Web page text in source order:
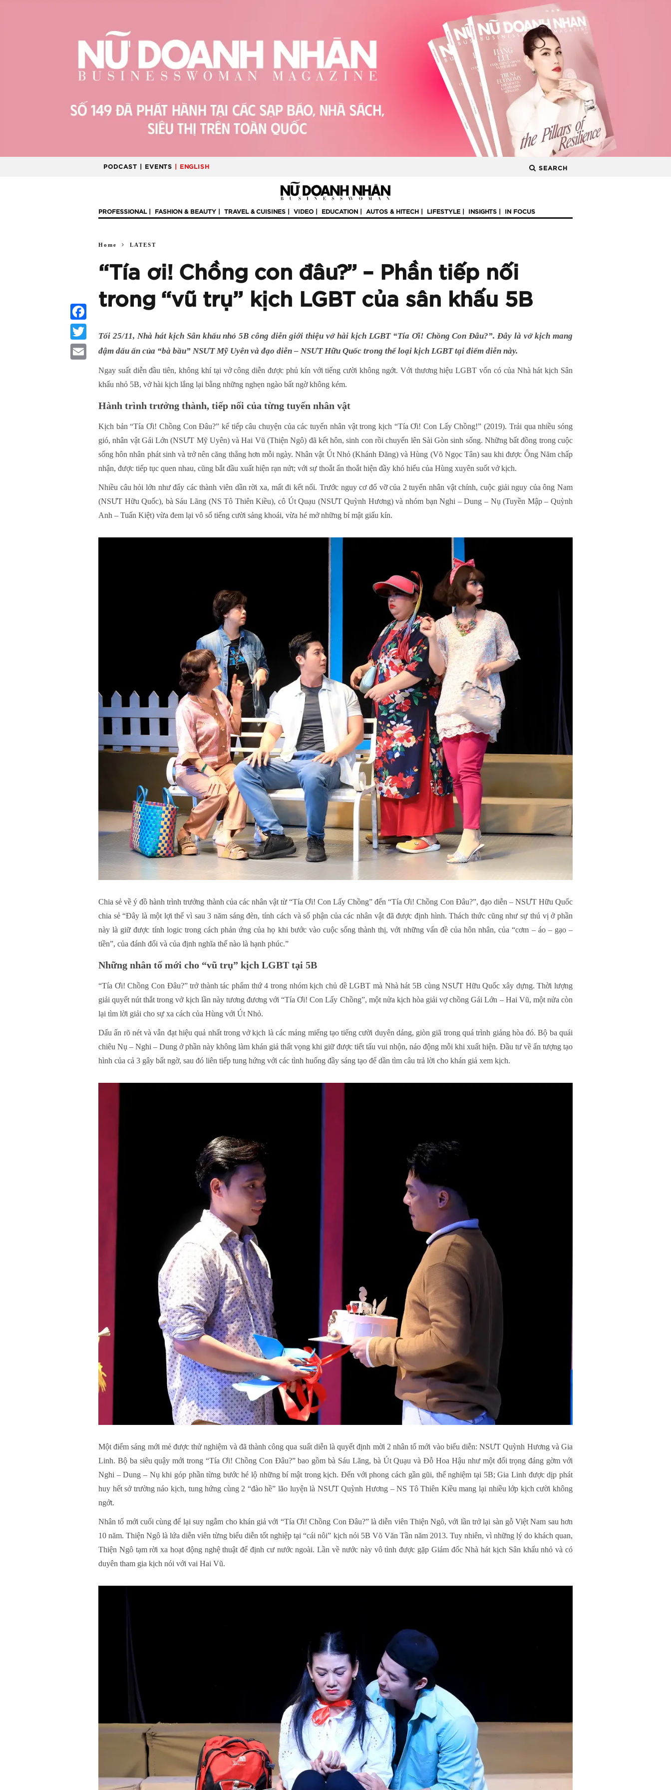
PODCAST | EVENTS | ENGLISH SEARCH
PROFESSIONAL FASHION & BEAUTY TRAVEL & CUISINES VIDEO EDUCATION AUTOS & HITECH LIFESTYLE INSIGHTS IN FOCUS
Home LATEST
“Tía ơi! Chồng con đâu?” – Phần tiếp nối
trong “vũ trụ” kịch LGBT của sân khấu 5B
Tối 25/11, Nhà hát kịch Sân khấu nhỏ 5B công diễn giới thiệu vở hài kịch LGBT “Tía Ơi! Chồng Con Đâu?”. Đây là vở kịch mang
đậm dấu ấn của “bà bầu” NSƯT Mỹ Uyên và đạo diễn – NSƯT Hữu Quốc trong thể loại kịch LGBT tại điểm diễn này.
Ngay suất diễn đầu tiên, không khí tại vở công diễn được phủ kín với tiếng cười không ngớt. Với thương hiệu LGBT vốn có của Nhà hát kịch Sân
khấu nhỏ 5B, vở hài kịch lắng lại bằng những nghẹn ngào bất ngờ không kém.
Hành trình trưởng thành, tiếp nối của từng tuyến nhân vật
Kịch bản “Tía Ơi! Chồng Con Đâu?” kể tiếp câu chuyện của các tuyến nhân vật trong kịch “Tía Ơi! Con Lấy Chồng!” (2019). Trải qua nhiều sóng
gió, nhân vật Gái Lớn (NSƯT Mỹ Uyên) và Hai Vũ (Thiện Ngô) đã kết hôn, sinh con rồi chuyển lên Sài Gòn sinh sống. Những bất đồng trong cuộc
sống hôn nhân phát sinh và trở nên căng thẳng hơn mỗi ngày. Nhân vật Út Nhỏ (Khánh Đăng) và Hùng (Võ Ngọc Tân) sau khi được Ông Năm chấp
nhận, được tiếp tục quen nhau, cũng bắt đầu xuất hiện rạn nứt; với sự thoắt ẩn thoắt hiện đầy khó hiểu của Hùng xuyên suốt vở kịch.
Nhiều câu hỏi lớn như đẩy các thành viên dần rời xa, mất đi kết nối. Trước nguy cơ đổ vỡ của 2 tuyến nhân vật chính, cuộc giải nguy của ông Nam
(NSƯT Hữu Quốc), bà Sáu Lãng (NS Tô Thiên Kiều), cô Út Quạu (NSƯT Quỳnh Hương) và nhóm bạn Nghi – Dung – Nụ (Tuyền Mập – Quỳnh
Anh – Tuấn Kiệt) vừa đem lại vô số tiếng cười sảng khoái, vừa hé mở những bí mật giấu kín.
Chia sẻ về ý đồ hành trình trưởng thành của các nhân vật từ “Tía Ơi! Con Lấy Chồng” đến “Tía Ơi! Chồng Con Đâu?”, đạo diễn – NSƯT Hữu Quốc
chia sẻ “Đây là một lợi thế vì sau 3 năm sáng đèn, tính cách và số phận của các nhân vật đã được định hình. Thách thức cũng như sự thú vị ở phần
này là giữ được tính logic trong cách phản ứng của họ khi bước vào cuộc sống thành thị, với những vấn đề của hôn nhân, của “cơm – áo – gạo –
tiền”, của đánh đổi và của định nghĩa thế nào là hạnh phúc.”
Những nhân tố mới cho “vũ trụ” kịch LGBT tại 5B
“Tía Ơi! Chồng Con Đâu?” trở thành tác phẩm thứ 4 trong nhóm kịch chủ đề LGBT mà Nhà hát 5B cùng NSƯT Hữu Quốc xây dựng. Thời lượng
giải quyết nút thắt trong vở kịch lần này tương đương với “Tía Ơi! Con Lấy Chồng”, một nửa kịch hòa giải vợ chồng Gái Lớn – Hai Vũ, một nửa còn
lại tìm lời giải cho sự xa cách của Hùng với Út Nhỏ.
Dấu ấn rõ nét và vẫn đạt hiệu quả nhất trong vở kịch là các mảng miếng tạo tiếng cười duyên dáng, giòn giã trong quá trình giảng hòa đó. Bộ ba quái
chiêu Nụ – Nghi – Dung ở phần này không làm khán giả thất vọng khi giữ được tiết tấu vui nhộn, náo động mỗi khi xuất hiện. Đầu tư về ấn tượng tạo
hình của cả 3 gây bất ngờ, sau đó liên tiếp tung hứng với các tình huống đầy sáng tạo để dần tìm câu trả lời cho khán giả xem kịch.
Một điểm sáng mới mẻ được thử nghiệm và đã thành công qua suất diễn là quyết định mời 2 nhân tố mới vào biểu diễn: NSƯT Quỳnh Hương và Gia
Linh. Bộ ba siêu quậy mới trong “Tía Ơi! Chồng Con Đâu?” bao gồm bà Sáu Lãng, bà Út Quạu và Đỗ Hoa Hậu như một đối trọng đáng gờm với
Nghi – Dung – Nụ khi góp phần từng bước hé lộ những bí mật trong kịch. Đến với phong cách gần gũi, thể nghiệm tại 5B; Gia Linh được dịp phát
huy hết sở trường náo kịch, tung hứng cùng 2 “đào hề” lão luyện là NSƯT Quỳnh Hương – NS Tô Thiên Kiều mang lại nhiều lớp kịch cười không
ngớt.
Nhân tố mới cuối cùng để lại suy ngẫm cho khán giả với “Tía Ơi! Chồng Con Đâu?” là diễn viên Thiện Ngô, với lần trở lại sàn gỗ Việt Nam sau hơn
10 năm. Thiện Ngô là lứa diễn viên từng biểu diễn tốt nghiệp tại “cái nôi” kịch nói 5B Võ Văn Tần năm 2013. Tuy nhiên, vì những lý do khách quan,
Thiện Ngô tạm rời xa hoạt động nghệ thuật để định cư nước ngoài. Lần về nước này vô tình được gặp Giám đốc Nhà hát kịch Sân khấu nhỏ và có
duyên tham gia kịch nói với vai Hai Vũ.
Facebook
Twitter